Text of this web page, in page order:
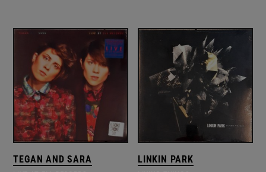
TEGAN AND SARA LINKIN PARK